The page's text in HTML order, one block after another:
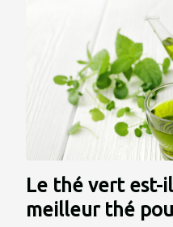
Le thé vert est-
meilleur thé